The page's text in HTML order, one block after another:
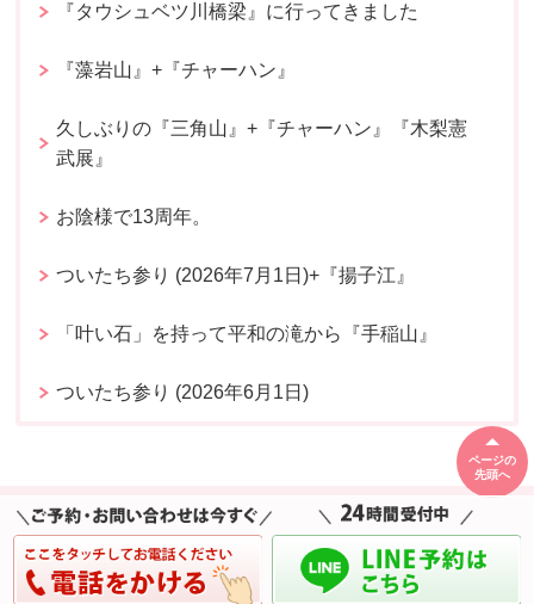
『タウシュベツ川橋梁』に行ってきました
『藻岩山』+『チャーハン』
久しぶりの『三角山』+『チャーハン』『木梨憲
武展』
お陰様で13周年。
ついたち参り (2026年7月1日)+『揚子江』
「叶い石」を持って平和の滝から『手稲山』
ついたち参り (2026年6月1日)
ページの
先頭へ